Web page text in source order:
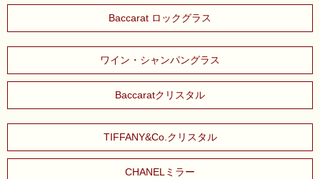
Baccarat ロックグラス
ワイン・シャンパングラス
Baccaratクリスタル
TIFFANY&Co.クリスタル
CHANELミラー